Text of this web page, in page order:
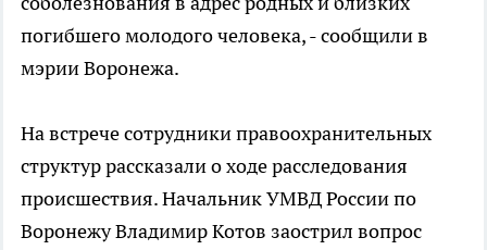
погибшего молодого человека, - сообщили в
мэрии Воронежа.
На встрече сотрудники правоохранительных
структур рассказали о ходе расследования
происшествия. Начальник УМВД России по
Воронежу Владимир Котов заострил вопрос